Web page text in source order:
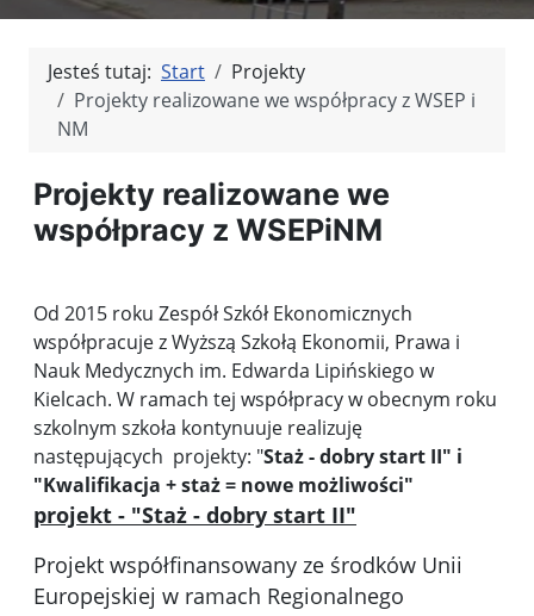
Jesteś tutaj: Start
Projekty
Projekty realizowane we współpracy z WSEP i
NM
Projekty realizowane we
współpracy z WSEPiNM
Od 2015 roku Zespół Szkół Ekonomicznych
współpracuje z Wyższą Szkołą Ekonomii, Prawa i
Nauk Medycznych im. Edwarda Lipińskiego w
Kielcach. W ramach tej współpracy w obecnym roku
szkolnym szkoła kontynuuje realizuję
następujących projekty: "Staż - dobry start II" i
"Kwalifikacja + staż = nowe możliwości"
projekt - "Staż - dobry start II"
Projekt współfinansowany ze środków Unii
Europejskiej w ramach Regionalnego